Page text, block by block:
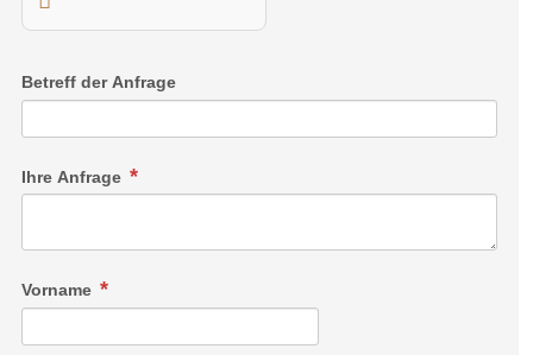
Betreff der Anfrage
Ihre Anfrage
Vorname